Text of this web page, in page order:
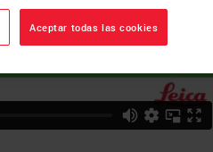
Aceptar todas las cookies